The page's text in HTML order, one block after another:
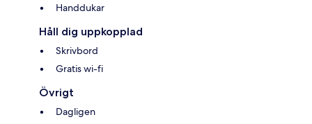
Handdukar
Håll dig uppkopplad
Skrivbord
Gratis wi-fi
Övrigt
Dagligen